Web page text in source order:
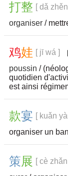
打整 [ dǎ
organiser /
鸡娃 [ jī wá ]
poussin /
quotidien
est ainsi
款宴 [ kuǎn
organiser un
策展 [ cè zhǎn